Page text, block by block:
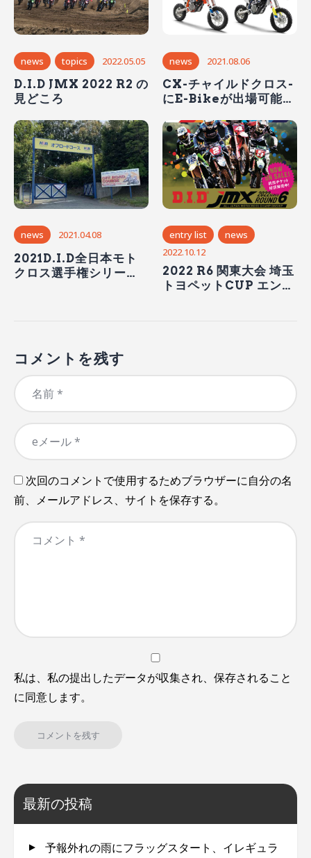
news topics 2022.05.05
D.I.D JMX 2022 R2 の
見どころ
news 2021.08.06
CX-チャイルドクロス-
にE-Bikeが出場可能
news 2021.04.08
2021D.I.D全日本モト
クロス選手権シリー
entry list
news
2022.10.12
2022 R6 関東大会 埼玉
トヨペットCUP エント
コメントを残す
次回のコメントで使用するためブラウザーに自分の名
前、メールアドレス、サイトを保存する。
私は、私の提出したデータが収集され、保存されること
に同意します。
最新の投稿
予報外れの雨にフラッグスタート、イレギュラ